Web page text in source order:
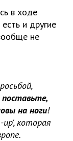
в ходе
и другие
не
поставьте,
на ноги!
которая